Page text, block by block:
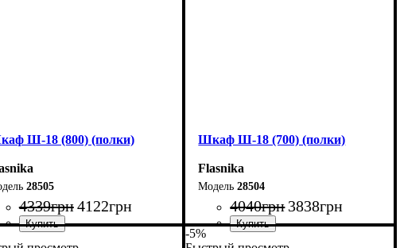
Ш-18 (800) (полки)
28505
4339грн4122грн
Шкаф Ш-18 (700) (полки)
Flasnika
28504
4040грн 3838грн
-5%